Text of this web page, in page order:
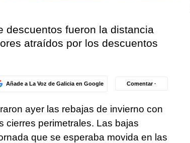
descuentos fueron la distancia
atraídos por los descuentos
Añade a La Voz de Galicia en Google Comentar ·
ayer las rebajas de invierno con
cierres perimetrales. Las bajas
que se esperaba movida en las